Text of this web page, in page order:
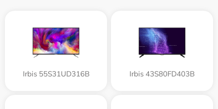
Irbis 55S31UD316B Irbis 43S80FD403B